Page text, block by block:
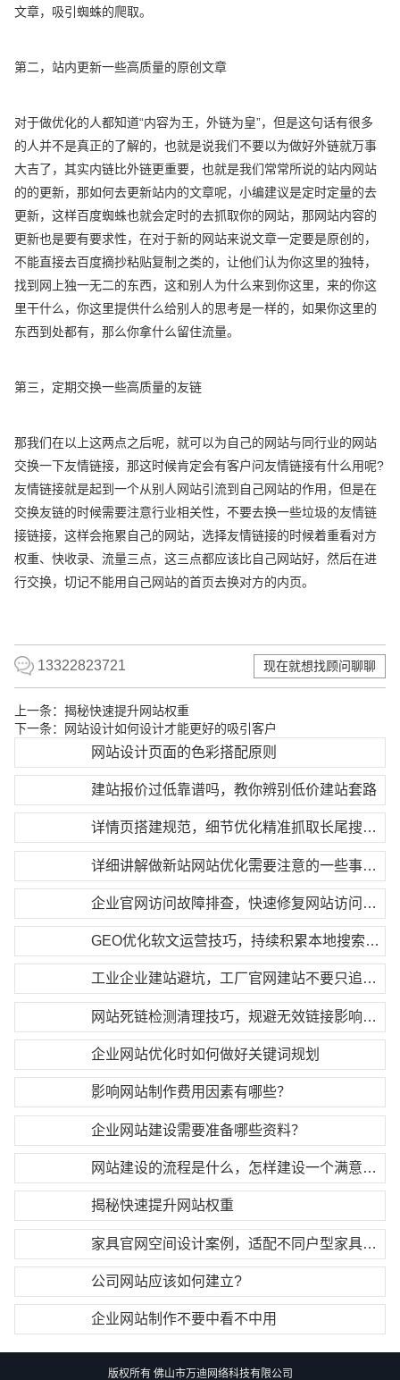
文章，吸引蜘蛛的爬取。
第二，站内更新一些高质量的原创文章
对于做优化的人都知道“内容为王，外链为皇”，但是这句话有很多
的人并不是真正的了解的，也就是说我们不要以为做好外链就万事
大吉了，其实内链比外链更重要，也就是我们常常所说的站内网站
的的更新，那如何去更新站内的文章呢，小编建议是定时定量的去
更新，这样百度蜘蛛也就会定时的去抓取你的网站，那网站内容的
更新也是要有要求性，在对于新的网站来说文章一定要是原创的，
不能直接去百度摘抄粘贴复制之类的，让他们认为你这里的独特，
找到网上独一无二的东西，这和别人为什么来到你这里，来的你这
里干什么，你这里提供什么给别人的思考是一样的，如果你这里的
东西到处都有，那么你拿什么留住流量。
第三，定期交换一些高质量的友链
那我们在以上这两点之后呢，就可以为自己的网站与同行业的网站
交换一下友情链接，那这时候肯定会有客户问友情链接有什么用呢?
友情链接就是起到一个从别人网站引流到自己网站的作用，但是在
交换友链的时候需要注意行业相关性，不要去换一些垃圾的友情链
接链接，这样会拖累自己的网站，选择友情链接的时候着重看对方
权重、快收录、流量三点，这三点都应该比自己网站好，然后在进
行交换，切记不能用自己网站的首页去换对方的内页。
13322823721 现在就想找顾问聊聊
上一条：揭秘快速提升网站权重
下一条：
网站设计如何设计才能更好的吸引客户
网站设计页面的色彩搭配原则
建站报价过低靠谱吗，教你辨别低价建站套路
详情页搭建规范，细节优化精准抓取长尾搜索流量
详细讲解做新站网站优化需要注意的一些事项！
企业官网访问故障排查，快速修复网站访问异常
GEO优化软文运营技巧，持续积累本地搜索权重
工业企业建站避坑，工厂官网建站不要只追求低价
网站死链检测清理技巧，规避无效链接影响网站整体排名
企业网站优化时如何做好关键词规划
影响网站制作费用因素有哪些？
企业网站建设需要准备哪些资料？
网站建设的流程是什么，怎样建设一个满意的网站呢？
揭秘快速提升网站权重
家具官网空间设计案例，适配不同户型家具搭配方案
公司网站应该如何建立?
企业网站制作不要中看不中用
版权所有 佛山市万迪网络科技有限公司